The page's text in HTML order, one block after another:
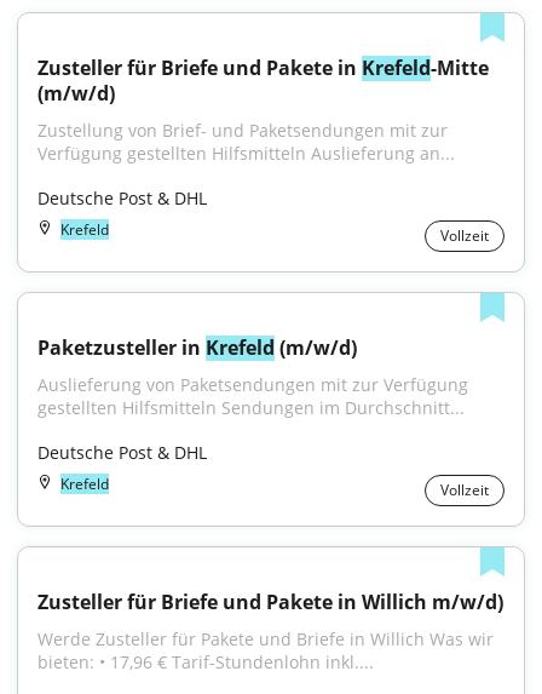
Zusteller für Briefe und Pakete in Krefeld-Mitte
(m/w/d)
Zustellung von Brief- und Paketsendungen mit zur
Verfügung gestellten Hilfsmitteln Auslieferung an...
Deutsche Post & DHL
Krefeld Vollzeit
Paketzusteller in Krefeld (m/w/d)
Auslieferung von Paketsendungen mit zur Verfügung
gestellten Hilfsmitteln Sendungen im Durchschnitt...
Deutsche Post & DHL
Krefeld Vollzeit
Zusteller für Briefe und Pakete in Willich m/w/d)
Werde Zusteller für Pakete und Briefe in Willich Was wir
bieten: • 17,96 € Tarif-Stundenlohn inkl....